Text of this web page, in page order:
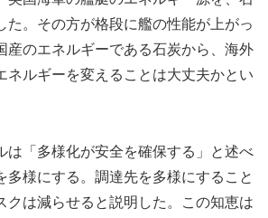
た。その方が格段に艦の性能が上がっ
産のエネルギーである石炭から、海外
ネルギーを変えることは大丈夫かとい
は「多様化が安全を確保する」と述べ
多様にする。調達先を多様にすること
クは減らせると説明した。この知恵は